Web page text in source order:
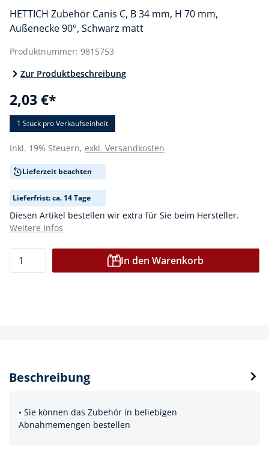
HETTICH Zubehör Canis C, B 34 mm, H 70 mm,
Außenecke 90°, Schwarz matt
Produktnummer: 9815753
Zur Produktbeschreibung
2,03 €*
1 Stück pro Verkaufseinheit
Inkl. 19% Steuern, exkl. Versandkosten
Lieferzeit beachten
Lieferfrist: ca. 14 Tage
Diesen Artikel bestellen wir extra für Sie beim Hersteller.
Weitere Infos
In den Warenkorb
Beschreibung
• Sie können das Zubehör in beliebigen
Abnahmemengen bestellen